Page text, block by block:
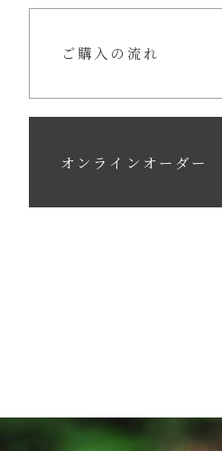
ご購入の流れ
オンラインオーダー